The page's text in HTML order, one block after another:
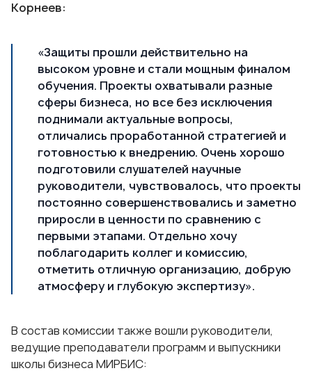
Корнеев:
«Защиты прошли действительно на
высоком уровне и стали мощным финалом
обучения. Проекты охватывали разные
сферы бизнеса, но все без исключения
поднимали актуальные вопросы,
отличались проработанной стратегией и
готовностью к внедрению. Очень хорошо
подготовили слушателей научные
руководители, чувствовалось, что проекты
постоянно совершенствовались и заметно
приросли в ценности по сравнению с
первыми этапами. Отдельно хочу
поблагодарить коллег и комиссию,
отметить отличную организацию, добрую
атмосферу и глубокую экспертизу».
В состав комиссии также вошли руководители,
ведущие преподаватели программ и выпускники
школы бизнеса МИРБИС: